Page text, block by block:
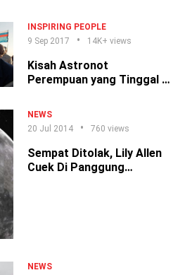
INSPIRING PEOPLE
9 Sep 2017
14K+ views
Kisah Astronot
Perempuan yang Tinggal 9
Angkasa
NEWS
20 Jul 2014
760 views
Sempat Ditolak, Lily Allen
Cuek Di Panggung
NEWS